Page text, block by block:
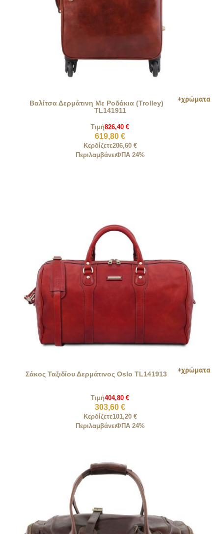
Βαλίτσα Δερμάτινη Με Ροδάκια (Trolley)
TL141911
Τιμή826,40 €
619,80 €
Κερδίζετε206,60 €
ΠεριλαμβάνειΦΠΑ 24%
Σάκος Ταξιδίου Δερμάτινος Oslo TL141913
Τιμή404,80 €
303,60 €
Κερδίζετε101,20 €
ΠεριλαμβάνειΦΠΑ 24%